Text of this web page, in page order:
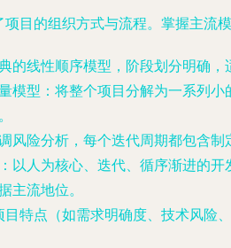
目的组织方式与流程。掌握主流
典的线性顺序模型，阶段划分明确
模型 ：将整个项目分解为一系列
调风险分析，每个迭代周期都包含
：以人为核心、迭代、循序渐进的
主流地位。
特点（如需求明确度、技术风险